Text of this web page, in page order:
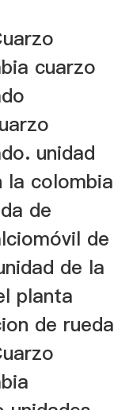
cuarzo
unidad
la colombia
de
de
de la
planta
de rueda